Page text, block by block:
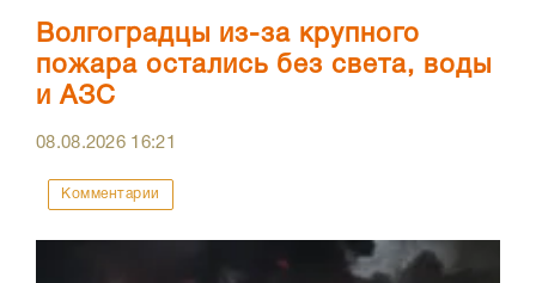
Волгоградцы из-за крупного
пожара остались без света, воды
и АЗС
08.08.2026 16:21
Комментарии